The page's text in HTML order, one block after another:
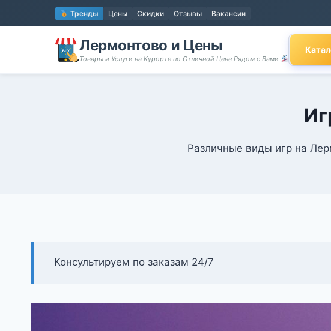
к
содержимому
Тренды Цены Скидки Отзывы Вакансии
Лермонтово и Цены
Товары и Услуги на Курорте по Отличной Цене Рядом с Вами
Различные виды игр на
Консультируем по заказам 24/7